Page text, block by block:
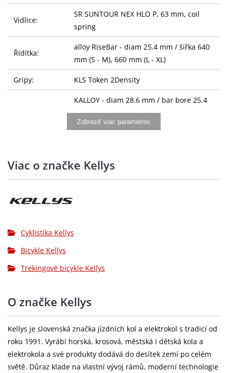
Vidlice:
SR SUNTOUR NEX HLO P, 63 mm, coil
spring
Řídítka:
alloy RiseBar - diam 25.4 mm / šířka 640
mm (S - M), 660 mm (L - XL)
Gripy: KLS Token 2Density
KALLOY - diam 28.6 mm / bar bore 25.4
mm / 15° / délka 75 mm (S), 90 mm (M -
L), 105 mm (XL)
Sedlo: KLS CrossLine
Přesmykač:
Brzdy:
Brzdové páky: SHIMANO ST-EF500
Řetěz: KMC Z8
Kliky:
SHIMANO TY301 (48x38x28T) - délka 170
mm (S), 175 mm (M - XL)
cartridge (122 mm)
Zobraziť viac parametrov
Viac o značke Kellys
Cyklistika Kellys
Bicykle Kellys
Trekingové bicykle Kellys
O značke Kellys
Kellys je slovenská značka jízdních kol a elektrokol s tradicí od
roku 1991. Vyrábí horská, krosová, městská i dětská kola a
elektrokola a své produkty dodává do desítek zemí po celém
světě. Důraz klade na vlastní vývoj rámů, moderní technologie